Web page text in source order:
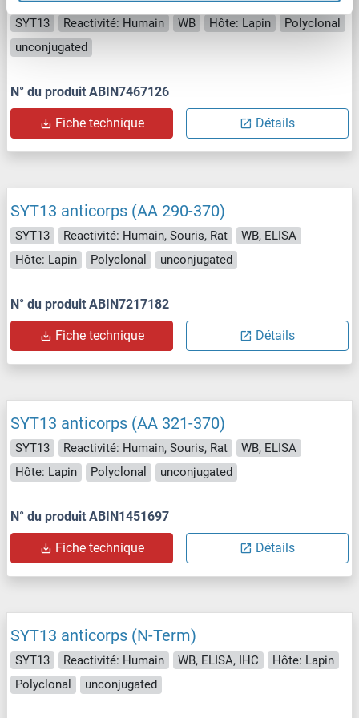
SYT13 Reactivité: Humain WB Hôte: Lapin
Polyclonal
unconjugated
N° du produit ABIN7467126
Fiche technique Détails
SYT13 anticorps (AA 290-370)
SYT13 Reactivité: Humain, Souris, Rat
WB, ELISA
Hôte: Lapin
Polyclonal unconjugated
N° du produit ABIN7217182
Fiche technique Détails
SYT13 anticorps (AA 321-370)
SYT13 Reactivité: Humain, Souris, Rat
WB, ELISA
Hôte: Lapin
Polyclonal unconjugated
N° du produit ABIN1451697
Fiche technique Détails
SYT13 anticorps (N-Term)
SYT13 Reactivité: Humain WB, ELISA, IHC
Hôte: Lapin
Polyclonal
unconjugated